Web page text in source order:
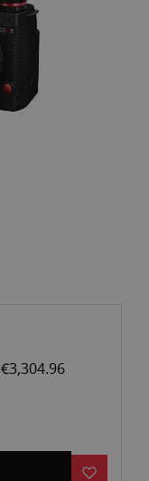
€3,304.96